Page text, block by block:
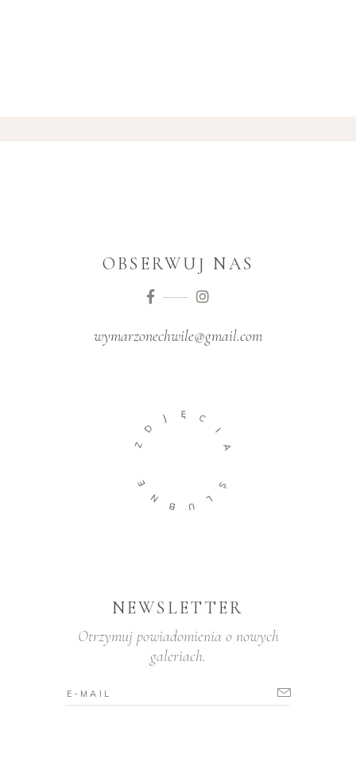
OBSERWUJ NAS
wymarzonechwile@gmail.com
D C
Ś
B
N
NEWSLETTER
Otrzymuj powiadomienia o nowych
galeriach.